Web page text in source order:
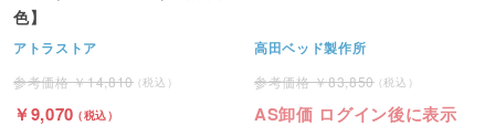
色】
アトラストア
14,810
9,070
高田ベッド製作所
83,850
AS卸価 ログイン後に表示